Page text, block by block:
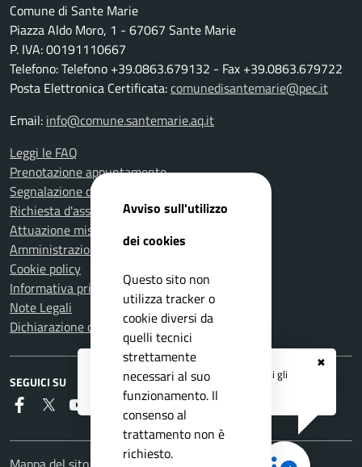
✖
Registrati ai serviziAPP IO
e ricevi tutti gli
aggiornamenti dall'Ente
Comune di Sante Marie
Piazza Aldo Moro, 1 - 67067 Sante Marie
P. IVA: 00191110667
Telefono: Telefono +39.0863.679132 - Fax +39.0863.679722
Posta Elettronica Certificata:comunedisantemarie@pec.it
Email: info@comune.santemarie.aq.it
Leggi le FAQ
Prenotazione appuntamento
Segnalazione disservizio
Richiesta d'assistenza
Attuazione misure PNRR
Amministrazione trasparente
Cookie policy
Informativa privacy
Note Legali
Dichiarazione di accessibilità
SEGUICI SU
FaceboookTwitter YoutubeRSS
Avviso sull'utilizzo
dei cookies
Questo sito non
utilizza tracker o
cookie diversi da
quelli tecnici
strettamente
necessari al suo
funzionamento. Il
consenso al
trattamento non è
richiesto.